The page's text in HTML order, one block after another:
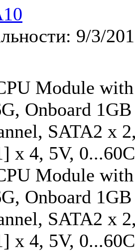
9/3/
Module
Onboard
SATA2 x
x 4, 5V, 0...60C
Module
Onboard
SATA2 x
x 4, 5V, 0...60C